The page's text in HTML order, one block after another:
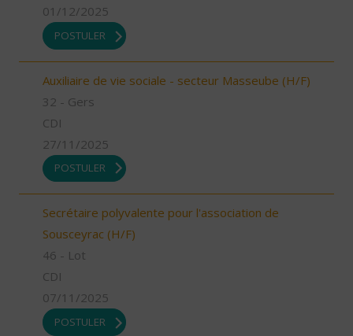
01/12/2025
POSTULER
Auxiliaire de vie sociale - secteur Masseube (H/F)
32 - Gers
CDI
27/11/2025
POSTULER
Secrétaire polyvalente pour l'association de
Sousceyrac (H/F)
46 - Lot
CDI
07/11/2025
POSTULER